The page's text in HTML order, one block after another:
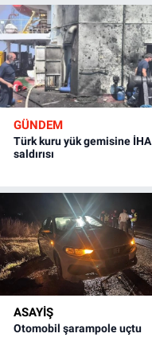
GÜNDEM
Türk kuru yük gemisine İHA
saldırısı
ASAYİŞ
Otomobil şarampole uçtu